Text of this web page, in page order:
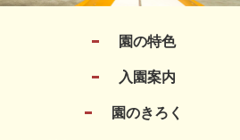
園の特色
入園案内
園のきろく